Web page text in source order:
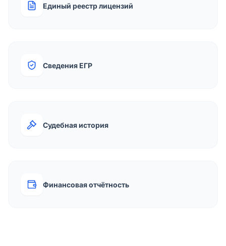
Единый реестр лицензий
Сведения ЕГР
Судебная история
Финансовая отчётность